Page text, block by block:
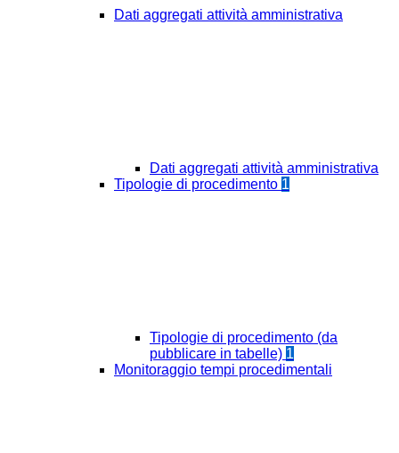
Dati aggregati attività amministrativa
Dati aggregati attività amministrativa
Tipologie di procedimento 1
Tipologie di procedimento (da
pubblicare in tabelle) 1
Monitoraggio tempi procedimentali